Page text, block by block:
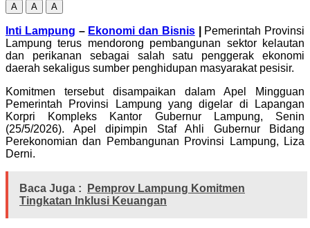
A A A
Inti Lampung – Ekonomi dan Bisnis|
Pemerintah Provinsi
Lampung terus mendorong pembangunan sektor kelautan
dan perikanan sebagai salah satu penggerak ekonomi
daerah sekaligus sumber penghidupan masyarakat pesisir.
Komitmen tersebut disampaikan dalam Apel Mingguan
Pemerintah Provinsi Lampung yang digelar di Lapangan
Korpri Kompleks Kantor Gubernur Lampung, Senin
(25/5/2026). Apel dipimpin Staf Ahli Gubernur Bidang
Perekonomian dan Pembangunan Provinsi Lampung, Liza
Derni.
Baca Juga :
Pemprov Lampung Komitmen
Tingkatan Inklusi Keuangan